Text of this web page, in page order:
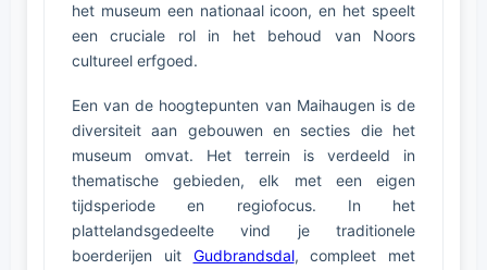
het museum een nationaal icoon, en het speelt
een cruciale rol in het behoud van Noors
cultureel erfgoed.
Een van de hoogtepunten van Maihaugen is de
diversiteit aan gebouwen en secties die het
museum omvat. Het terrein is verdeeld in
thematische gebieden, elk met een eigen
tijdsperiode en regiofocus. In het
plattelandsgedeelte vind je traditionele
boerderijen uit Gudbrandsdal, compleet met